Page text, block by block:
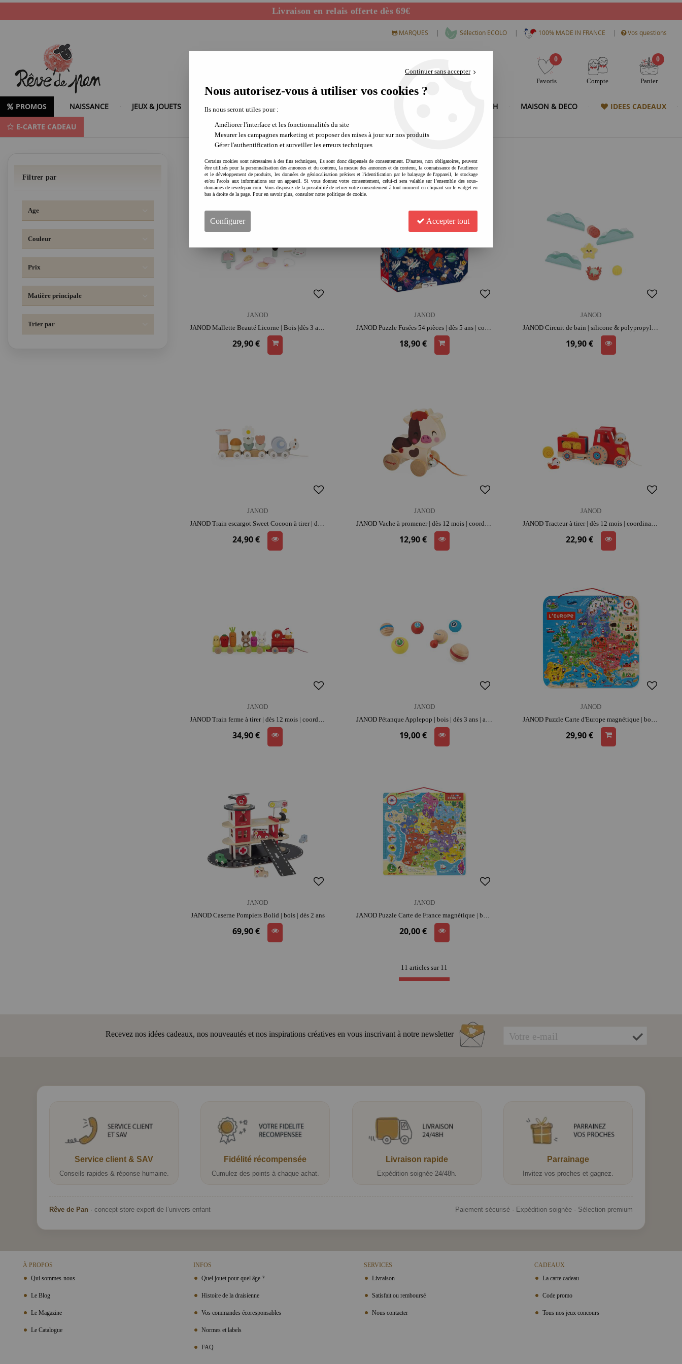
Livraison en relais offerte dès 69€
MARQUES | Sélection ECOLO | 100% MADE IN FRANCE | Vos questions
0
Favoris Compte
0
Panier
PROMOS NAISSANCE JEUX & JOUETS LOISIRS CREATIFS MODE & HIGH TECH MAISON & DECO IDEES CADEAUX
E-CARTE CADEAU
Janod
Filtrer par
Age
Couleur
Prix
Matière principale
Trier par
JANOD
JANOD Mallette Beauté Licorne | Bois |dès 3 ans | gestes du quotidien | jeu imitation
29,90 €
JANOD
JANOD Puzzle Fusées 54 pièces | dès 5 ans | concentration et repérage spatial | jeu éducatif
18,90 €
JANOD
JANOD Circuit de bain | silicone & polypropylène | moment détente
19,90 €
JANOD
JANOD Train escargot Sweet Cocoon à tirer | dès 12 mois | motricité
24,90 €
JANOD
JANOD Vache à promener | dès 12 mois | coordination et motricité
12,90 €
JANOD
JANOD Tracteur à tirer | dès 12 mois | coordination et motricité
22,90 €
JANOD
JANOD Train ferme à tirer | dès 12 mois | coordination et motricité
34,90 €
JANOD
JANOD Pétanque Applepop | bois | dès 3 ans | activité plein air | coordination et confiance | moment convivial
19,00 €
JANOD
JANOD Puzzle Carte d'Europe magnétique | bois | dès 7 ans | concentration et repérage spatial | jeu éducatif
29,90 €
JANOD
JANOD Caserne Pompiers Bolid | bois | dès 2 ans
69,90 €
JANOD
JANOD Puzzle Carte de France magnétique | bois | dès 3 ans | concentration et repérage spatial | jeu éducatif
20,00 €
11 articles sur 11
Recevez nos idées cadeaux, nos nouveautés et nos inspirations créatives en vous inscrivant à notre newsletter
Service client & SAV
Conseils rapides & réponse humaine.
Fidélité récompensée
Cumulez des points à chaque achat.
Livraison rapide
Expédition soignée 24/48h.
Parrainage
Invitez vos proches et gagnez.
Rêve de Pan · concept-store expert de l’univers enfant Paiement sécurisé · Expédition soignée · Sélection premium
À PROPOS
Qui sommes-nous
Le Blog
Le Magazine
Le Catalogue
INFOS
Quel jouet pour quel âge ?
Histoire de la draisienne
Vos commandes écoresponsables
Normes et labels
FAQ
SERVICES
Livraison
Satisfait ou remboursé
Nous contacter
CADEAUX
La carte cadeau
Code promo
Tous nos jeux concours
Continuer sans accepter
Nous autorisez-vous à utiliser vos cookies ?
Ils nous seront utiles pour :
Améliorer l'interface et les fonctionnalités du site
Mesurer les campagnes marketing et proposer des mises à jour sur nos produits
Gérer l'authentification et surveiller les erreurs techniques
Certains cookies sont nécessaires à des fins techniques, ils sont donc dispensés de consentement. D'autres, non obligatoires, peuvent
être utilisés pour la personnalisation des annonces et du contenu, la mesure des annonces et du contenu, la connaissance de l'audience
et le développement de produits, les données de géolocalisation précises et l'identification par le balayage de l'appareil, le stockage
et/ou l'accès aux informations sur un appareil. Si vous donnez votre consentement, celui-ci sera valable sur l’ensemble des sous-
domaines de revedepan.com. Vous disposez de la possibilité de retirer votre consentement à tout moment en cliquant sur le widget en
bas à droite de la page. Pour en savoir plus, consulter notre politique de cookie.
Configurer Accepter tout